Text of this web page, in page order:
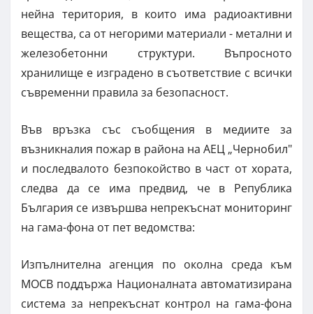
нейна територия, в които има радиоактивни
вещества, са от негорими материали - метални и
железобетонни структури. Въпросното
хранилище е изградено в съответствие с всички
съвременни правила за безопасност.
Във връзка със съобщения в медиите за
възникналия пожар в района на АЕЦ „Чернобил"
и последвалото безпокойство в част от хората,
следва да се има предвид, че в Република
България се извършва непрекъснат мониторинг
на гама-фона от пет ведомства:
Изпълнителна агенция по околна среда към
МОСВ поддържа Националната автоматизирана
система за непрекъснат контрол на гама-фона